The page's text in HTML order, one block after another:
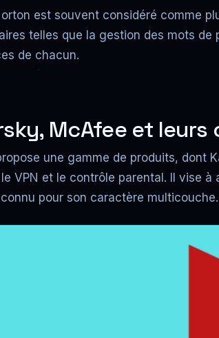
est souvent considéré comme
telles que la gestion des mots
de chacun.
McAfee et leurs
une gamme de produits, dont
VPN et le contrôle parental. Il vise
pour son caractère multicouche.